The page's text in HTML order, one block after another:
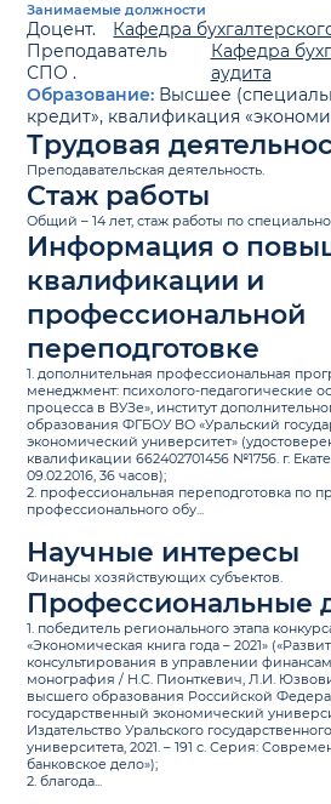
Занимаемые должности
Доцент.
Кафедра
Преподаватель
СПО .
Кафедра
аудита
Образование: Высшее
кредит», квалификация
Трудовая
Преподавательская деятельность.
Стаж работы
Общий – 14 лет, стаж работы по
Информация о
квалификации и
профессиональной
переподготовке
1. дополнительная профессиональная
менеджмент: психолого-педагогические
процесса в ВУЗе», институт
образования ФГБОУ ВО «Уральский
экономический университет»
квалификации 662402701456 №1756. г.
09.02.2016, 36 часов);
2. профессиональная переподготовка по
профессионального обу...
Научные интересы
Финансы хозяйствующих субъектов.
Профессиональные
1. победитель регионального этапа
«Экономическая книга года – 2021»
консультирования в управлении
монография / Н.С. Пионткевич, Л.И.
высшего образования Российской
государственный экономический
Издательство Уральского
университета, 2021. – 191 с. Серия:
банковское дело»);
2. благода...